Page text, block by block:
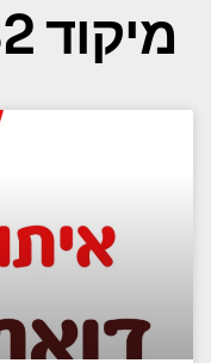
מיקוד 582 קיץ 2021